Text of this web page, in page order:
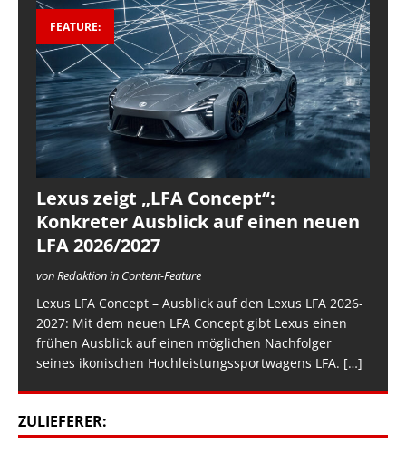
FEATURE:
Lexus zeigt „LFA Concept“:
Konkreter Ausblick auf einen neuen
LFA 2026/2027
von Redaktion in Content-Feature
Lexus LFA Concept – Ausblick auf den Lexus LFA 2026-
2027: Mit dem neuen LFA Concept gibt Lexus einen
frühen Ausblick auf einen möglichen Nachfolger
seines ikonischen Hochleistungssportwagens LFA. […]
ZULIEFERER: